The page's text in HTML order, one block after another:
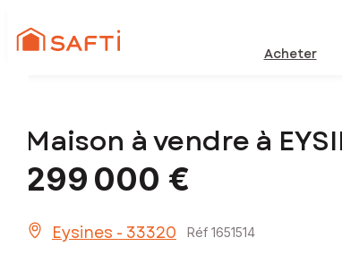
Acheter
Maison à vendre à
299 000 €
Eysines - 33320 Réf 1651514